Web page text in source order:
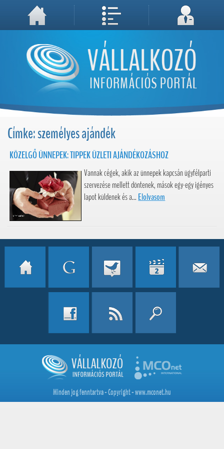
A weboldal használatával Ön elfogadja, hogy Cookie-kat (sütiket) tároljunk számítógépén. A sütik a weboldal megfelelő működéséhez
Megértettem, folytatás...
Címke: személyes ajándék
KÖZELGŐ ÜNNEPEK: TIPPEK ÜZLETI AJÁNDÉKOZÁSHOZ
Vannak cégek, akik az ünnepek kapcsán ügyfélparti
szervezése mellett döntenek, mások egy-egy igényes
lapot küldenek és a... Elolvasom
Minden jog fenntartva - Copyright - www.mconet.hu